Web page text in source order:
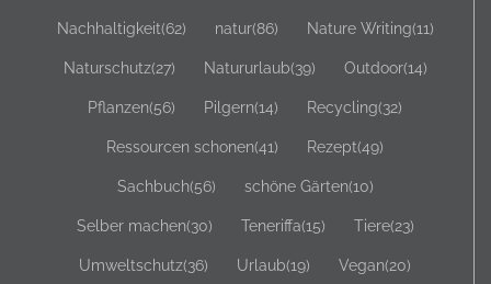
Nachhaltigkeit(62) natur(86) Nature Writing(11)
Naturschutz(27) Natururlaub(39) Outdoor(14)
Pflanzen(56) Pilgern(14) Recycling(32)
Ressourcen schonen(41) Rezept(49)
Sachbuch(56) schöne Gärten(10)
Selber machen(30) Teneriffa(15) Tiere(23)
Umweltschutz(36) Urlaub(19) Vegan(20)